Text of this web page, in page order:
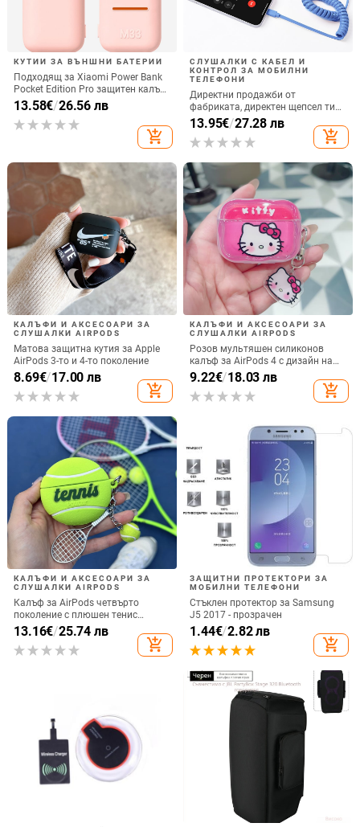
КУТИИ ЗА ВЪНШНИ БАТЕРИИ
Подходящ за Xiaomi Power Bank
Pocket Edition Pro защитен калъф
33W силиконов 10000mA
неплъзгащ се защитен калъф за
Power Bank
13.58€/26.56 лв
add_shopping_cart
СЛУШАЛКИ С КАБЕЛ И
КОНТРОЛ ЗА МОБИЛНИ
ТЕЛЕФОНИ
Директни продажби от
фабриката, директен щепсел тип
C, мобилен телефон, Douyin
Internet Celebrity, електрически
микрофон, слушалки с C порт,
13.95€/27.28 лв
add_shopping_cart
КАЛЪФИ И АКСЕСОАРИ ЗА
СЛУШАЛКИ AIRPODS
Матова защитна кутия за Apple
AirPods 3-то и 4-то поколение
8.69€/17.00 лв
add_shopping_cart
КАЛЪФИ И АКСЕСОАРИ ЗА
СЛУШАЛКИ AIRPODS
Розов мультяшен силиконов
калъф за AirPods 4 с дизайн на
котка
9.22€/18.03 лв
add_shopping_cart
КАЛЪФИ И АКСЕСОАРИ ЗА
СЛУШАЛКИ AIRPODS
Калъф за AirPods четвърто
поколение с плюшен тенис
мотив, силиконов 3D дизайн,
съвместим с AirPods 3 и Pro 2
13.16€/25.74 лв
add_shopping_cart
ЗАЩИТНИ ПРОТЕКТОРИ ЗА
МОБИЛНИ ТЕЛЕФОНИ
Стъклен протектор за Samsung
J5 2017 - прозрачен
1.44€/2.82 лв
add_shopping_cart